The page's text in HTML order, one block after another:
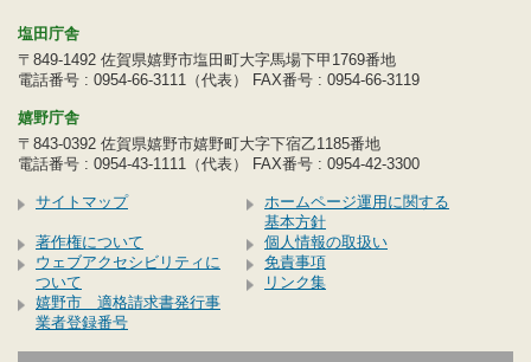
塩田庁舎
〒849-1492 佐賀県嬉野市塩田町大字馬場下甲1769番地
電話番号 : 0954-66-3111（代表） FAX番号 : 0954-66-3119
嬉野庁舎
〒843-0392 佐賀県嬉野市嬉野町大字下宿乙1185番地
電話番号 : 0954-43-1111（代表） FAX番号 : 0954-42-3300
サイトマップ
ホームページ運用に関する
基本方針
著作権について
個人情報の取扱い
ウェブアクセシビリティに
ついて
免責事項
リンク集
嬉野市 適格請求書発行事
業者登録番号